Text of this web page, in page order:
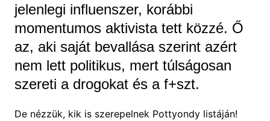
jelenlegi influenszer, korábbi
momentumos aktivista tett közzé. Ő
az, aki saját bevallása szerint azért
nem lett politikus, mert túlságosan
szereti a drogokat és a f+szt.
De nézzük, kik is szerepelnek Pottyondy listáján!